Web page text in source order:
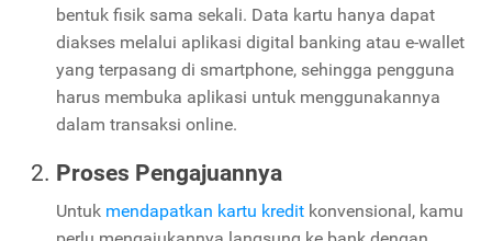
bentuk fisik sama sekali. Data kartu hanya dapat
diakses melalui aplikasi digital banking atau e-wallet
yang terpasang di smartphone, sehingga pengguna
harus membuka aplikasi untuk menggunakannya
dalam transaksi online.
Proses Pengajuannya
Untuk mendapatkan kartu kredit konvensional, kamu